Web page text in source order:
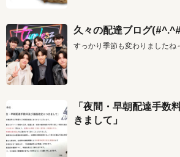
久々の配達ブログ
すっかり季節も変わりましたね
「夜間・早朝配達手数
きまして」